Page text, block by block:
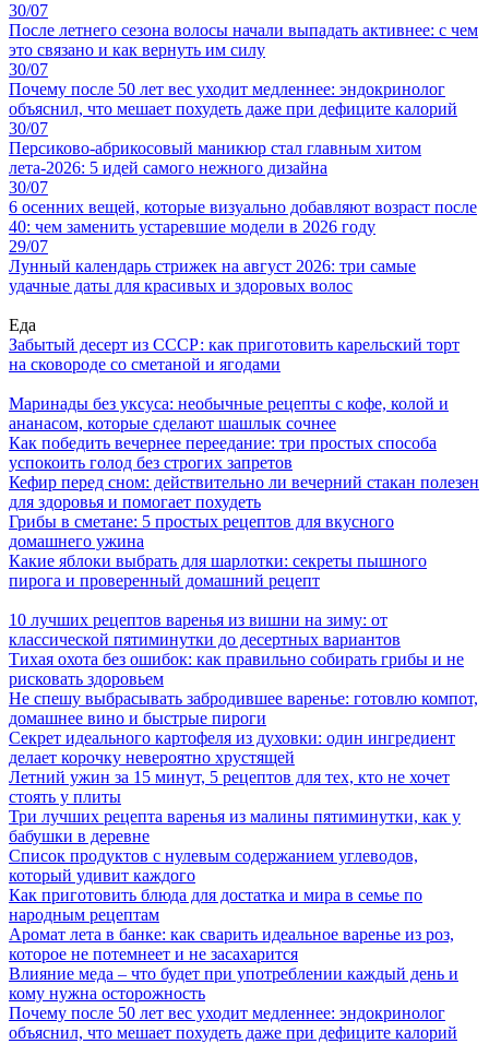
30/07
После летнего сезона волосы начали выпадать активнее: с чем
это связано и как вернуть им силу
30/07
Почему после 50 лет вес уходит медленнее: эндокринолог
объяснил, что мешает похудеть даже при дефиците калорий
30/07
Персиково-абрикосовый маникюр стал главным хитом
лета-2026: 5 идей самого нежного дизайна
30/07
6 осенних вещей, которые визуально добавляют возраст после
40: чем заменить устаревшие модели в 2026 году
29/07
Лунный календарь стрижек на август 2026: три самые
удачные даты для красивых и здоровых волос
Еда
Забытый десерт из СССР: как приготовить карельский торт
на сковороде со сметаной и ягодами
Маринады без уксуса: необычные рецепты с кофе, колой и
ананасом, которые сделают шашлык сочнее
Как победить вечернее переедание: три простых способа
успокоить голод без строгих запретов
Кефир перед сном: действительно ли вечерний стакан полезен
для здоровья и помогает похудеть
Грибы в сметане: 5 простых рецептов для вкусного
домашнего ужина
Какие яблоки выбрать для шарлотки: секреты пышного
пирога и проверенный домашний рецепт
10 лучших рецептов варенья из вишни на зиму: от
классической пятиминутки до десертных вариантов
Тихая охота без ошибок: как правильно собирать грибы и не
рисковать здоровьем
Не спешу выбрасывать забродившее варенье: готовлю компот,
домашнее вино и быстрые пироги
Секрет идеального картофеля из духовки: один ингредиент
делает корочку невероятно хрустящей
Летний ужин за 15 минут, 5 рецептов для тех, кто не хочет
стоять у плиты
Три лучших рецепта варенья из малины пятиминутки, как у
бабушки в деревне
Список продуктов с нулевым содержанием углеводов,
который удивит каждого
Как приготовить блюда для достатка и мира в семье по
народным рецептам
Аромат лета в банке: как сварить идеальное варенье из роз,
которое не потемнеет и не засахарится
Влияние меда – что будет при употреблении каждый день и
кому нужна осторожность
Почему после 50 лет вес уходит медленнее: эндокринолог
объяснил, что мешает похудеть даже при дефиците калорий